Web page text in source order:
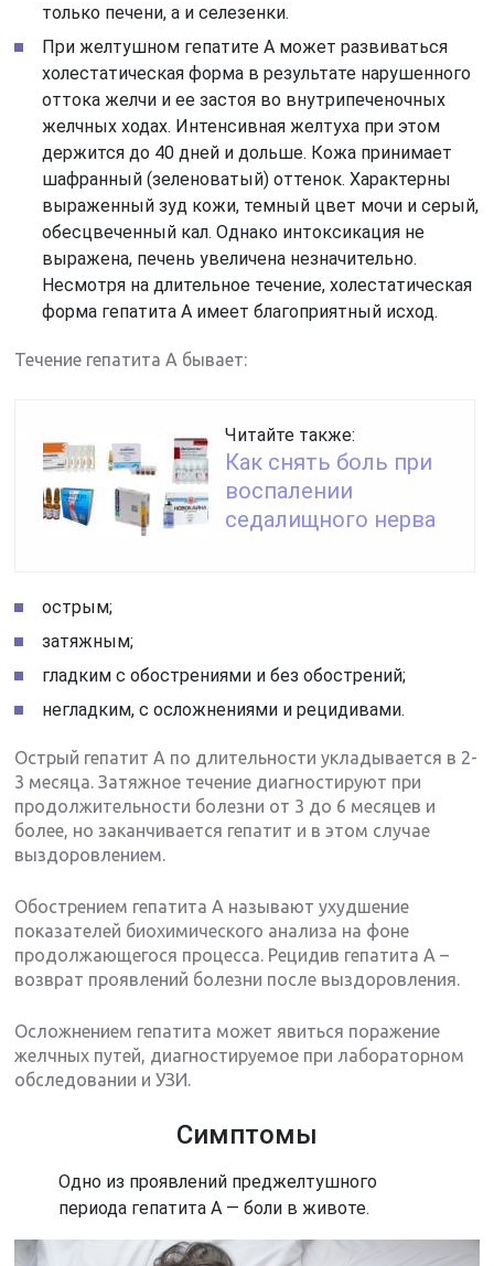
только печени, а и селезенки.
При желтушном гепатите А может развиваться
холестатическая форма в результате нарушенного
оттока желчи и ее застоя во внутрипеченочных
желчных ходах. Интенсивная желтуха при этом
держится до 40 дней и дольше. Кожа принимает
шафранный (зеленоватый) оттенок. Характерны
выраженный зуд кожи, темный цвет мочи и серый,
обесцвеченный кал. Однако интоксикация не
выражена, печень увеличена незначительно.
Несмотря на длительное течение, холестатическая
форма гепатита А имеет благоприятный исход.
Течение гепатита А бывает:
Читайте также:
Как снять боль при
воспалении
седалищного нерва
острым;
затяжным;
гладким с обострениями и без обострений;
негладким, с осложнениями и рецидивами.
Острый гепатит А по длительности укладывается в 2-
3 месяца. Затяжное течение диагностируют при
продолжительности болезни от 3 до 6 месяцев и
более, но заканчивается гепатит и в этом случае
выздоровлением.
Обострением гепатита А называют ухудшение
показателей биохимического анализа на фоне
продолжающегося процесса. Рецидив гепатита А –
возврат проявлений болезни после выздоровления.
Осложнением гепатита может явиться поражение
желчных путей, диагностируемое при лабораторном
обследовании и УЗИ.
Симптомы
Одно из проявлений преджелтушного
периода гепатита А — боли в животе.